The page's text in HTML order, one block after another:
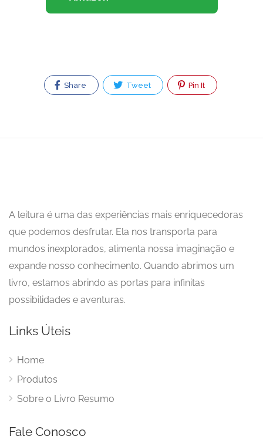
Share Tweet Pin It
A leitura é uma das experiências mais enriquecedoras
que podemos desfrutar. Ela nos transporta para
mundos inexplorados, alimenta nossa imaginação e
expande nosso conhecimento. Quando abrimos um
livro, estamos abrindo as portas para infinitas
possibilidades e aventuras.
Links Úteis
Home
Produtos
Sobre o Livro Resumo
Fale Conosco